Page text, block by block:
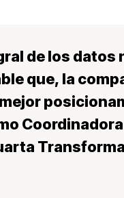
de los
que, la